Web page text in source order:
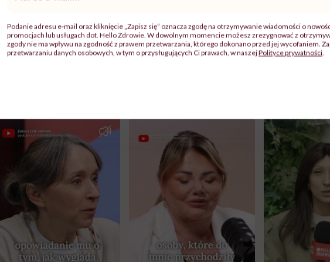
Szerokie występowanie biotyny sprawia, że utrzymanie jej
organizmie nie jest trudne.
mail*
Podanie adresu e-mail oraz kliknięcie „Zapisz się” oznacza zgodę na otrzymywanie wiadomości o
promocjach lub usługach dot. Hello Zdrowie. W dowolnym momencie możesz zrezygnować z
zgody nie ma wpływu na zgodność z prawem przetwarzania, którego dokonano przed jej wycofaniem.
przetwarzaniu danych osobowych, w tym o przysługujących Ci prawach, w naszejPolityce prywatności.